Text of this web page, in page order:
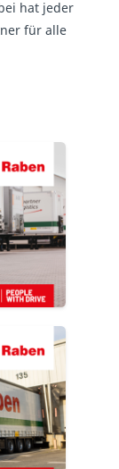
hat jeder
für alle